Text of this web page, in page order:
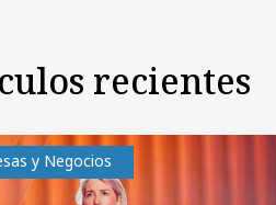
recientes
y Negocios